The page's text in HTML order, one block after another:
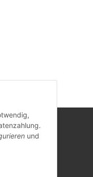
und